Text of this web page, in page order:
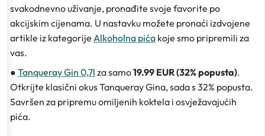
svakodnevno uživanje, pronađite svoje favorite po
akcijskim cijenama. U nastavku možete pronaći izdvojene
artikle iz kategorije Alkoholna pića koje smo pripremili za
vas.
● Tanqueray Gin 0,7l za samo19.99 EUR (32% popusta).
Otkrijte klasični okus Tanqueray Gina, sada s 32% popusta.
Savršen za pripremu omiljenih koktela i osvježavajućih
pića.